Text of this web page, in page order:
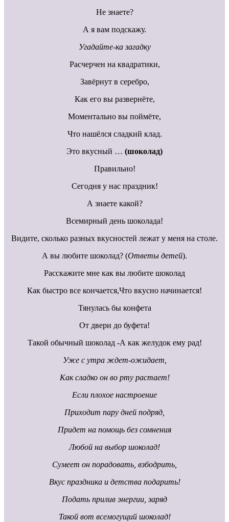
Не знаете?
А я вам подскажу.
Угадайте-ка загадку
Расчерчен на квадратики,
Завёрнут в серебро,
Как его вы развернёте,
Моментально вы поймёте,
Что нашёлся сладкий клад.
Это вкусный … (шоколад)
Правильно!
Сегодня у нас праздник!
А знаете какой?
Всемирный день шоколада!
Видите, сколько разных вкусностей лежат у меня на столе.
А вы любите шоколад? (Ответы детей).
Расскажите мне как вы любите шоколад
Как быстро все кончается,Что вкусно начинается!
Тянулась бы конфета
От двери до буфета!
Такой обычный шоколад -А как желудок ему рад!
Уже с утра ждет-ожидает,
Как сладко он во рту растает!
Если плохое настроение
Приходит пару дней подряд,
Придет на помощь без сомнения
Любой на выбор шоколад!
Сумеет он порадовать, взбодрить,
Вкус праздника и детства подарить!
Подать прилив энергии, заряд
Такой вот всемогущий шоколад!